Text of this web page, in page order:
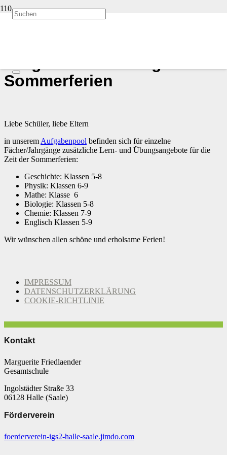
Start
Sommerferien
Liebe Schüler, liebe Eltern
in unserem Aufgabenpool befinden sich für einzelne
Fächer/Jahrgänge zusätzliche Lern- und Übungsangebote für die
Zeit der Sommerferien:
Geschichte: Klassen 5-8
Physik: Klassen 6-9
Mathe: Klasse 6
Biologie: Klassen 5-8
Chemie: Klassen 7-9
Englisch Klassen 5-9
Wir wünschen allen schöne und erholsame Ferien!
IMPRESSUM
DATENSCHUTZERKLÄRUNG
COOKIE-RICHTLINIE
Kontakt
Marguerite Friedlaender
Gesamtschule
Ingolstädter Straße 33
06128 Halle (Saale)
Förderverein
foerderverein-igs2-halle-saale.jimdo.com